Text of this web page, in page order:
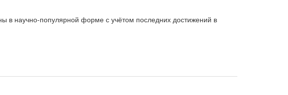
в научно-популярной форме с учётом последних достижений в
на многие вопросы о биологической и психологической
и их влиянии на самочувствие, настроение и поведение.
биологических, медицинских и психологических факультетов